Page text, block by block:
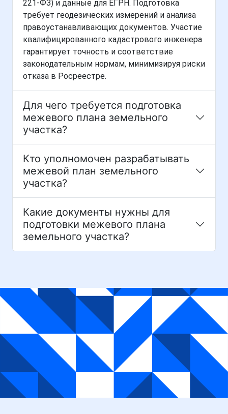
221-ФЗ) и данные для ЕГРН. Подготовка
требует геодезических измерений и анализа
правоустанавливающих документов. Участие
квалифицированного кадастрового инженера
гарантирует точность и соответствие
законодательным нормам, минимизируя риски
отказа в Росреестре.
Для чего требуется подготовка
межевого плана земельного
участка?
Кто уполномочен разрабатывать
межевой план земельного
участка?
Какие документы нужны для
подготовки межевого плана
земельного участка?